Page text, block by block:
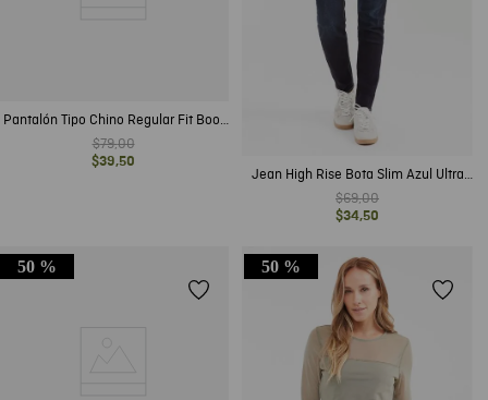
Pantalón Tipo Chino Regular Fit Boot
Cut para Hombre
$79,00
$39,50
Jean High Rise Bota Slim Azul Ultra
Oscuro Vintage para Mujer
$69,00
$34,50
50 % 50 %